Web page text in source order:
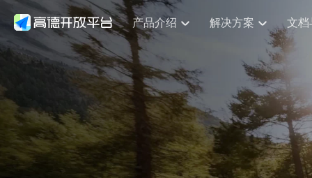
产品介绍
产品介绍
查看全部文档
搜索定位
鸿蒙星河版定位SDK HOT
鸿蒙星河版定位SDK
HOT
位置、周边、行政区、ID等查询接口
Android iOS
鸿蒙
鸿蒙星
导航
轻松地
解决方案
解决方案
提供各行业LBS解决方案
空间智能
提供LBS领域的Agent解决方案
智能手表 NEW
提供智能守护与运动出行解决方案
智能眼镜 NEW
智能眼镜实时导航及智慧出行解决方案
智
优
出
提
文档
文档与支持
高德开放平台开发文档与
服务支持
查看全部文档
API
Web基础服务API
Web高级服务API
物流服务API
JS API
JS API
数据可视化
地图组件
定价
产品定价
产品定价
产品定价
技术服务许可
GeoHUB自定义地图
产品升
高级能力
企业智图
云图市场
热门推荐
Android定位
Android定位问
浏览器定位 JS API提供
逆地理编码 经纬度转换为详